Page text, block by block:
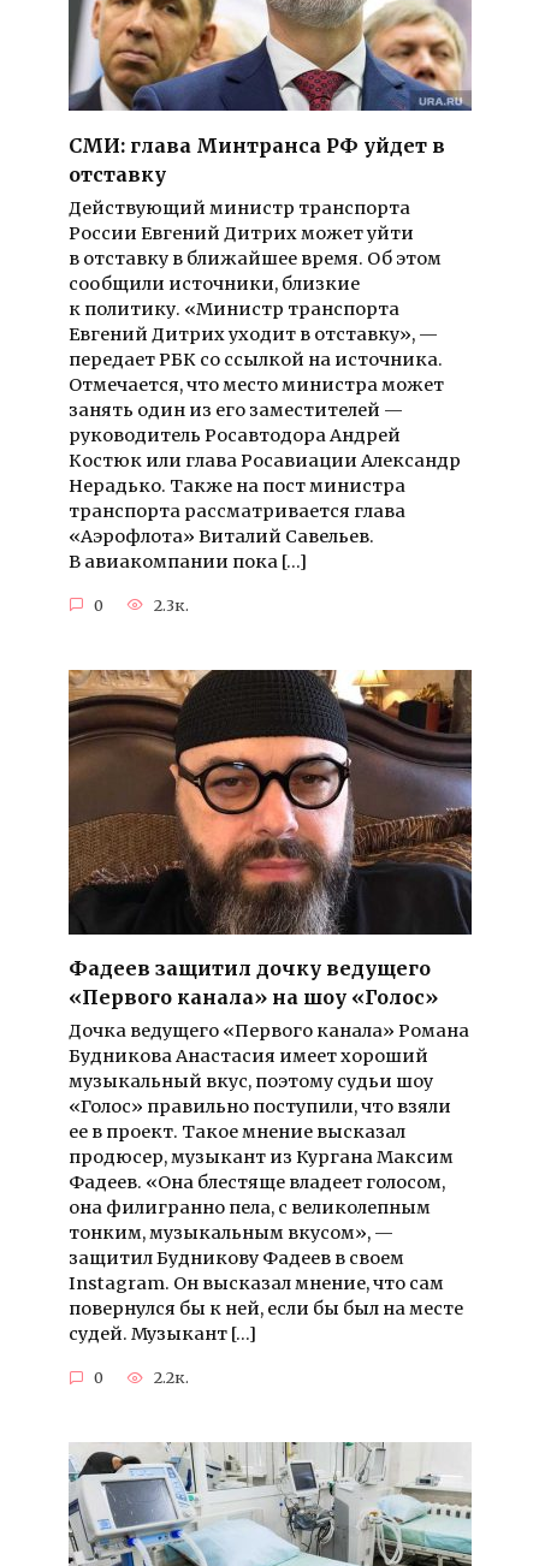
СМИ: глава Минтранса РФ уйдет в
отставку
Действующий министр транспорта
России Евгений Дитрих может уйти
в отставку в ближайшее время. Об этом
сообщили источники, близкие
к политику. «Министр транспорта
Евгений Дитрих уходит в отставку», —
передает РБК со ссылкой на источника.
Отмечается, что место министра может
занять один из его заместителей —
руководитель Росавтодора Андрей
Костюк или глава Росавиации Александр
Нерадько. Также на пост министра
транспорта рассматривается глава
«Аэрофлота» Виталий Савельев.
В авиакомпании пока […]
0 2.3к.
Фадеев защитил дочку ведущего
«Первого канала» на шоу «Голос»
Дочка ведущего «Первого канала» Романа
Будникова Анастасия имеет хороший
музыкальный вкус, поэтому судьи шоу
«Голос» правильно поступили, что взяли
ее в проект. Такое мнение высказал
продюсер, музыкант из Кургана Максим
Фадеев. «Она блестяще владеет голосом,
она филигранно пела, с великолепным
тонким, музыкальным вкусом», —
защитил Будникову Фадеев в своем
Instagram. Он высказал мнение, что сам
повернулся бы к ней, если бы был на месте
судей. Музыкант […]
0 2.2к.